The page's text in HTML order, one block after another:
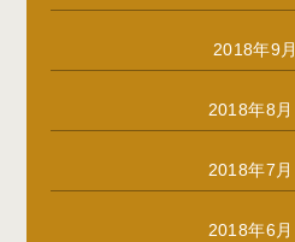
2018年9月
2018年8月
2018年7月
2018年6月